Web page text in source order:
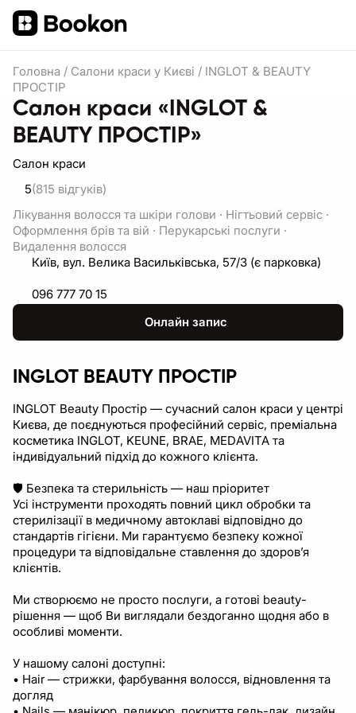
Головна / Салони краси у Києві / INGLOT & BEAUTY
ПРОСТІР
Салон краси «INGLOT &
BEAUTY ПРОСТІР»
Салон краси
5(815 відгуків)
Лікування волосся та шкіри голови · Нігтьовий сервіс ·
Оформлення брів та вій · Перукарські послуги ·
Видалення волосся
Київ, вул. Велика Васильківська, 57/3 (є парковка)
096 777 70 15
Онлайн запис
INGLOT BEAUTY ПРОСТІР
INGLOT Beauty Простір — сучасний салон краси у центрі
Києва, де поєднуються професійний сервіс, преміальна
косметика INGLOT, KEUNE, BRAE, MEDAVITA та
індивідуальний підхід до кожного клієнта.
🛡️ Безпека та стерильність — наш пріоритет
Усі інструменти проходять повний цикл обробки та
стерилізації в медичному автоклаві відповідно до
стандартів гігієни. Ми гарантуємо безпеку кожної
процедури та відповідальне ставлення до здоров’я
клієнтів.
Ми створюємо не просто послуги, а готові beauty-
рішення — щоб Ви виглядали бездоганно щодня або в
особливі моменти.
У нашому салоні доступні:
• Hair — стрижки, фарбування волосся, відновлення та
догляд